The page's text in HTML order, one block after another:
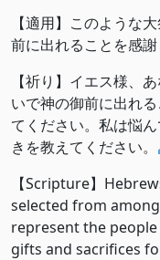
【適用】このような
前に出れることを感謝
【祈り】イエス様、
いで神の御前に出れ
てください。私は悩
きを教えてください。
【Scripture】
selected from
represent the
gifts and sacrifices